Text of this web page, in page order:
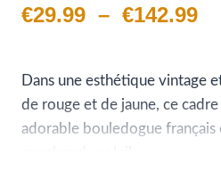
sur
notation
€29.99 – €142.99
Dans une esthétique vintage
de rouge et de jaune, ce
adorable bouledogue français